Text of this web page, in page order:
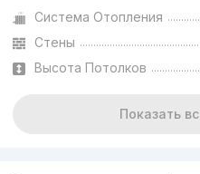
Система Отопления
Стены
Высота Потолков
Показать